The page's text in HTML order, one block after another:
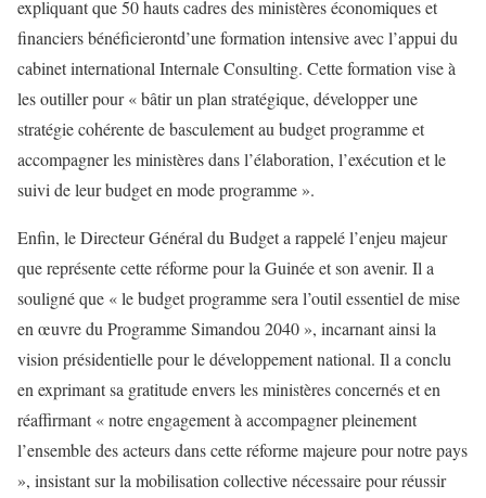
expliquant que 50 hauts cadres des ministères économiques et
financiers bénéficierontd’une formation intensive avec l’appui du
cabinet international Internale Consulting. Cette formation vise à
les outiller pour « bâtir un plan stratégique, développer une
stratégie cohérente de basculement au budget programme et
accompagner les ministères dans l’élaboration, l’exécution et le
suivi de leur budget en mode programme ».
Enfin, le Directeur Général du Budget a rappelé l’enjeu majeur
que représente cette réforme pour la Guinée et son avenir. Il a
souligné que « le budget programme sera l’outil essentiel de mise
en œuvre du Programme Simandou 2040 », incarnant ainsi la
vision présidentielle pour le développement national. Il a conclu
en exprimant sa gratitude envers les ministères concernés et en
réaffirmant « notre engagement à accompagner pleinement
l’ensemble des acteurs dans cette réforme majeure pour notre pays
», insistant sur la mobilisation collective nécessaire pour réussir